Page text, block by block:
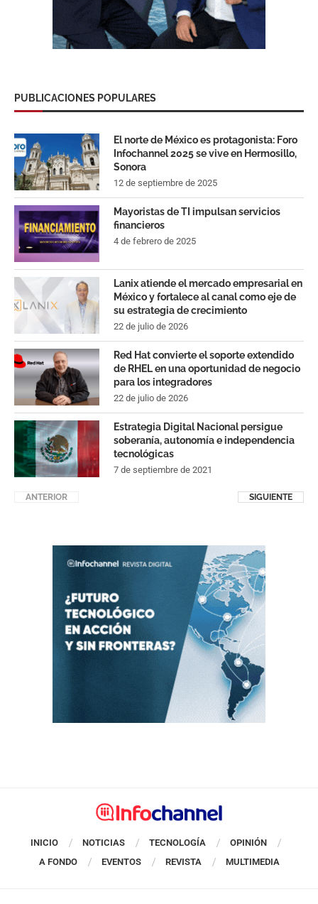
PUBLICACIONES POPULARES
El norte de México es protagonista: Foro
Infochannel 2025 se vive en Hermosillo,
Sonora
12 de septiembre de 2025
Mayoristas de TI impulsan servicios
financieros
4 de febrero de 2025
Lanix atiende el mercado empresarial en
México y fortalece al canal como eje de
su estrategia de crecimiento
22 de julio de 2026
Red Hat convierte el soporte extendido
de RHEL en una oportunidad de negocio
para los integradores
22 de julio de 2026
Estrategia Digital Nacional persigue
soberanía, autonomía e independencia
tecnológicas
7 de septiembre de 2021
ANTERIOR SIGUIENTE
INICIO NOTICIAS TECNOLOGÍA
OPINIÓN
A FONDO
EVENTOS REVISTA MULTIMEDIA